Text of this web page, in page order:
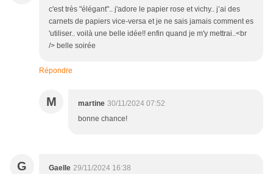
c'est très "élégant".. j'adore le papier rose et vichy.. j’ai des
carnets de papiers vice-versa et je ne sais jamais comment es
'utiliser.. voilà une belle idée!! enfin quand je m'y mettrai..<br
/> belle soirée
Répondre
M martine 30/11/2024 07:52
bonne chance!
G Gaelle 29/11/2024 16:38